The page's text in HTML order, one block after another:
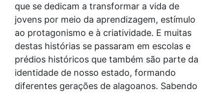
que se dedicam a transformar a vida de
jovens por meio da aprendizagem, estímulo
ao protagonismo e à criatividade. E muitas
destas histórias se passaram em escolas e
prédios históricos que também são parte da
identidade de nosso estado, formando
diferentes gerações de alagoanos. Sabendo